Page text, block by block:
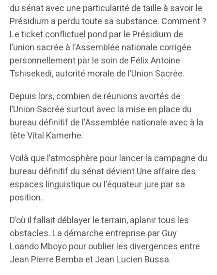
du sénat avec une particularité de taille à savoir le
Présidium a perdu toute sa substance. Comment ?
Le ticket conflictuel pond par le Présidium de
l’union sacrée à l’Assemblée nationale corrigée
personnellement par le soin de Félix Antoine
Tshisekedi, autorité morale de l’Union Sacrée.
Depuis lors, combien de réunions avortés de
l’Union Sacrée surtout avec la mise en place du
bureau définitif de l’Assemblée nationale avec à la
tête Vital Kamerhe.
Voilà que l’atmosphère pour lancer la campagne du
bureau définitif du sénat dévient Une affaire des
espaces linguistique ou l’équateur jure par sa
position.
D’où il fallait déblayer le terrain, aplanir tous les
obstacles. La démarche entreprise par Guy
Loando Mboyo pour oublier les divergences entre
Jean Pierre Bemba et Jean Lucien Bussa.